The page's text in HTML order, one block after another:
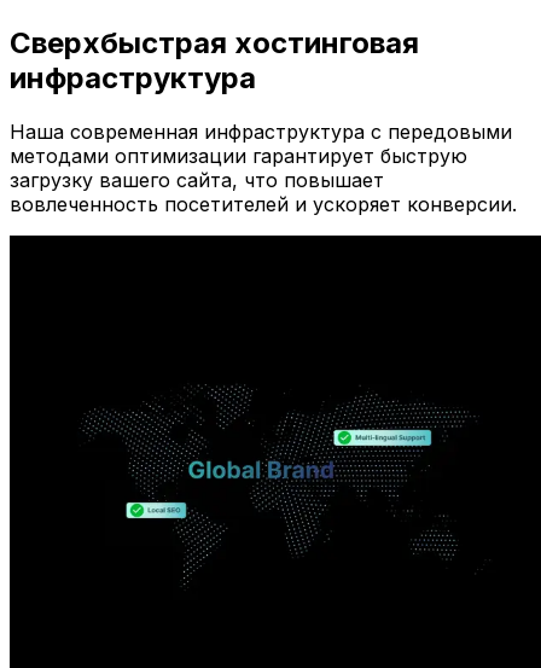
Сверхбыстрая хостинговая
инфраструктура
Наша современная инфраструктура с передовыми
методами оптимизации гарантирует быструю
загрузку вашего сайта, что повышает
вовлеченность посетителей и ускоряет конверсии.